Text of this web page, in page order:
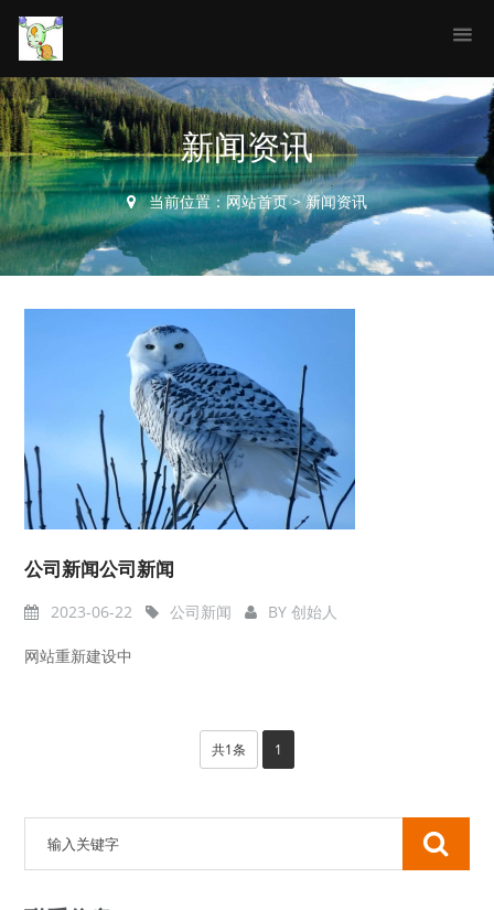
新闻资讯
当前位置：网站首页>新闻资讯
公司新闻公司新闻
2023-06-22 公司新闻 BY创始人
网站重新建设中
共1条 1